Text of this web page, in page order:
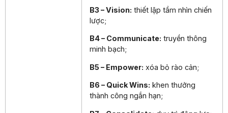
B3 – Vision: thiết lập tầm nhìn chiến
lược;
B4 – Communicate: truyền thông
minh bạch;
B5 – Empower: xóa bỏ rào cản;
B6 – Quick Wins: khen thưởng
thành công ngắn hạn;